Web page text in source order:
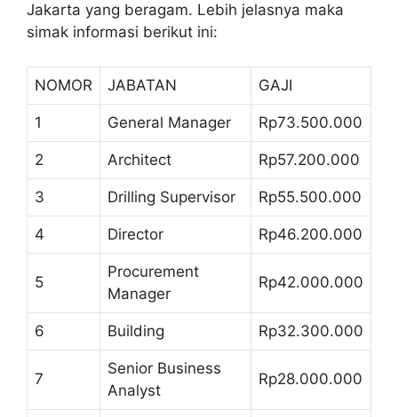
Jakarta yang beragam. Lebih jelasnya maka
simak informasi berikut ini:
NOMOR JABATAN GAJI
1 General Manager Rp73.500.000
2 Architect Rp57.200.000
3 Drilling Supervisor Rp55.500.000
4 Director Rp46.200.000
5
Procurement
Manager
Rp42.000.000
6 Building Rp32.300.000
7
Senior Business
Analyst
Rp28.000.000